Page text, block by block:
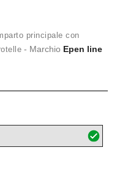
principale con
- Marchio Epen line